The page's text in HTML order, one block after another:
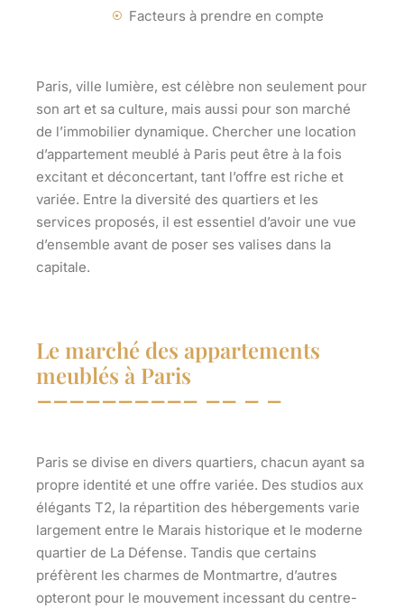
Facteurs à prendre en compte
Paris, ville lumière, est célèbre non seulement pour
son art et sa culture, mais aussi pour son marché
de l’immobilier dynamique. Chercher une location
d’appartement meublé à Paris peut être à la fois
excitant et déconcertant, tant l’offre est riche et
variée. Entre la diversité des quartiers et les
services proposés, il est essentiel d’avoir une vue
d’ensemble avant de poser ses valises dans la
capitale.
Le marché des appartements
meublés à Paris
Paris se divise en divers quartiers, chacun ayant sa
propre identité et une offre variée. Des studios aux
élégants T2, la répartition des hébergements varie
largement entre le Marais historique et le moderne
quartier de La Défense. Tandis que certains
préfèrent les charmes de Montmartre, d’autres
opteront pour le mouvement incessant du centre-